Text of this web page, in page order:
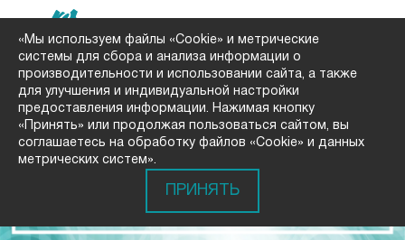
«Мы используем файлы «Cookie» и метрические
системы для сбора и анализа информации о
производительности и использовании сайта, а также
для улучшения и индивидуальной настройки
предоставления информации. Нажимая кнопку
«Принять» или продолжая пользоваться сайтом, вы
соглашаетесь на обработку файлов «Cookie» и данных
метрических систем».
ПРИНЯТЬ